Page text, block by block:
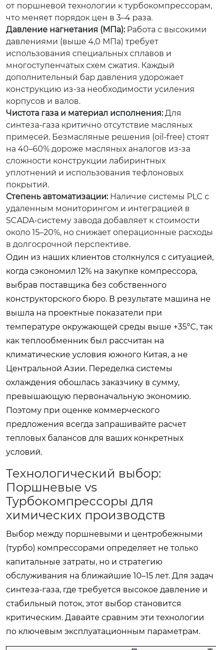
от поршневой технологии к турбокомпрессорам,
что меняет порядок цен в 3–4 раза.
Давление нагнетания (МПа):Работа с высокими
давлениями (выше 4,0 МПа) требует
использования специальных сплавов и
многоступенчатых схем сжатия. Каждый
дополнительный бар давления удорожает
конструкцию из-за необходимости усиления
корпусов и валов.
Чистота газа и материал исполнения:Для
синтеза-газа критично отсутствие масляных
примесей. Безмасляные решения (oil-free) стоят
на 40–60% дороже масляных аналогов из-за
сложности конструкции лабиринтных
уплотнений и использования тефлоновых
покрытий.
Степень автоматизации:Наличие системы PLC с
удаленным мониторингом и интеграцией в
SCADA-систему завода добавляет к стоимости
около 15–20%, но снижает операционные расходы
в долгосрочной перспективе.
Один из наших клиентов столкнулся с ситуацией,
когда сэкономил 12% на закупке компрессора,
выбрав поставщика без собственного
конструкторского бюро. В результате машина не
вышла на проектные показатели при
температуре окружающей среды выше +35°C, так
как теплообменник был рассчитан на
климатические условия южного Китая, а не
Центральной Азии. Переделка системы
охлаждения обошлась заказчику в сумму,
превышающую первоначальную экономию.
Поэтому при оценке коммерческого
предложения всегда запрашивайте расчет
тепловых балансов для ваших конкретных
условий.
Технологический выбор:
Поршневые vs
Турбокомпрессоры для
химических производств
Выбор между поршневыми и центробежными
(турбо) компрессорами определяет не только
капитальные затраты, но и стратегию
обслуживания на ближайшие 10–15 лет. Для задач
синтеза-газа, где требуется высокое давление и
стабильный поток, этот выбор становится
критическим. Давайте сравним эти технологии
по ключевым эксплуатационным параметрам.